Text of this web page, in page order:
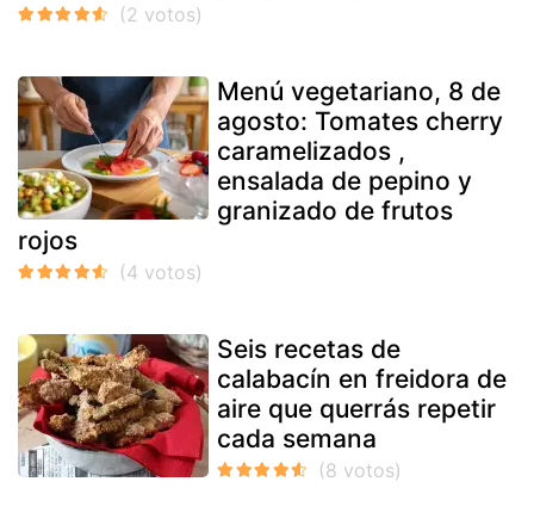
Menú vegetariano, 8 de
agosto: Tomates cherry
caramelizados ,
ensalada de pepino y
granizado de frutos
rojos
Seis recetas de
calabacín en freidora de
aire que querrás repetir
cada semana